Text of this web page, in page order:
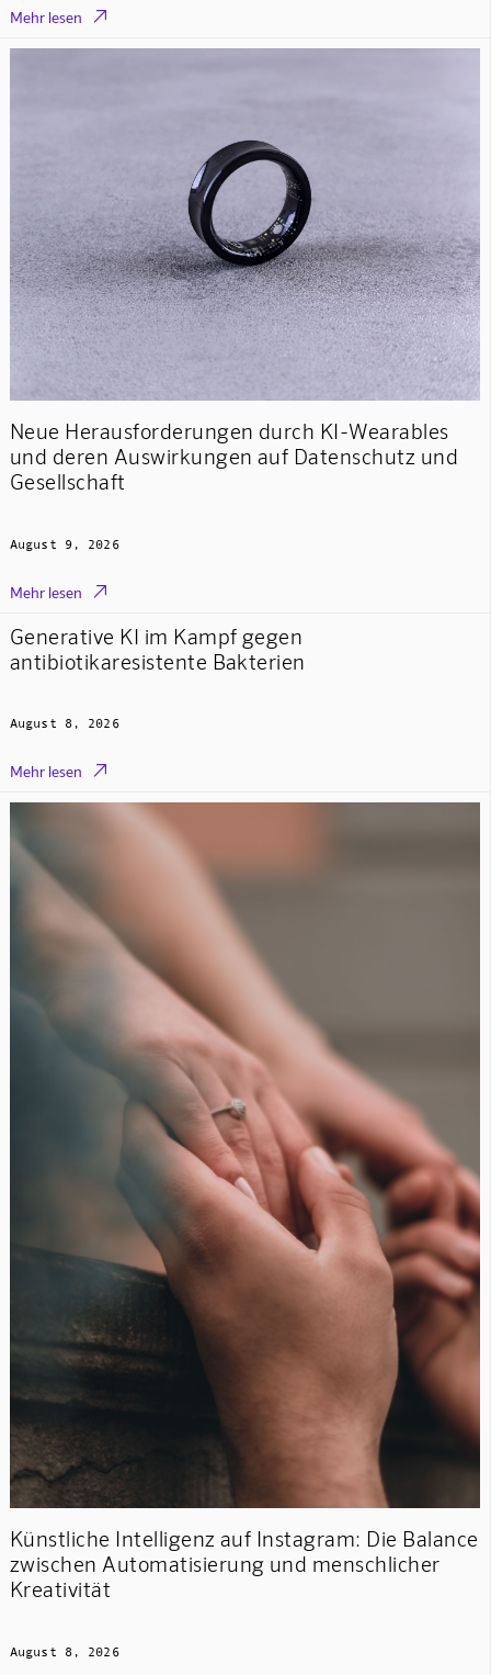
Mehr lesen 
Neue Herausforderungen durch KI-Wearables
und deren Auswirkungen auf Datenschutz und
Gesellschaft
August 9, 2026
Mehr lesen 
Generative KI im Kampf gegen
antibiotikaresistente Bakterien
August 8, 2026
Mehr lesen 
Künstliche Intelligenz auf Instagram: Die Balance
zwischen Automatisierung und menschlicher
Kreativität
August 8, 2026